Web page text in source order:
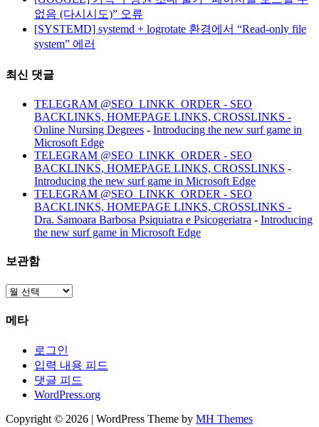
없음 (다시시도)” 오류
[SYSTEMD] systemd + logrotate 환경에서 “Read-only file
system” 에러
최신 댓글
TELEGRAM @SEO_LINKK_ORDER - SEO
BACKLINKS, HOMEPAGE LINKS, CROSSLINKS -
Online Nursing Degrees - Introducing the new surf game in
Microsoft Edge
TELEGRAM @SEO_LINKK_ORDER - SEO
BACKLINKS, HOMEPAGE LINKS, CROSSLINKS -
Introducing the new surf game in Microsoft Edge
TELEGRAM @SEO_LINKK_ORDER - SEO
BACKLINKS, HOMEPAGE LINKS, CROSSLINKS -
Dra. Samoara Barbosa Psiquiatra e Psicogeriatra - Introducing
the new surf game in Microsoft Edge
보관함
보
함
메타
로그인
입력 내용 피드
댓글 피드
WordPress.org
Copyright © 2026 | WordPress Theme by MH Themes